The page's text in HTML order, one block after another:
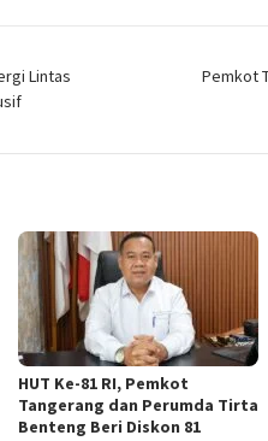
Lintas
Pemkot
HUT Ke-81 RI, Pemkot
Tangerang dan Perumda Tirta
Benteng Beri Diskon 81